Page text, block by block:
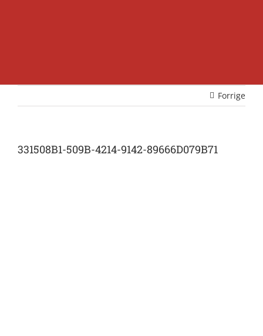
Forrige
331508B1-509B-4214-9142-89666D079B71